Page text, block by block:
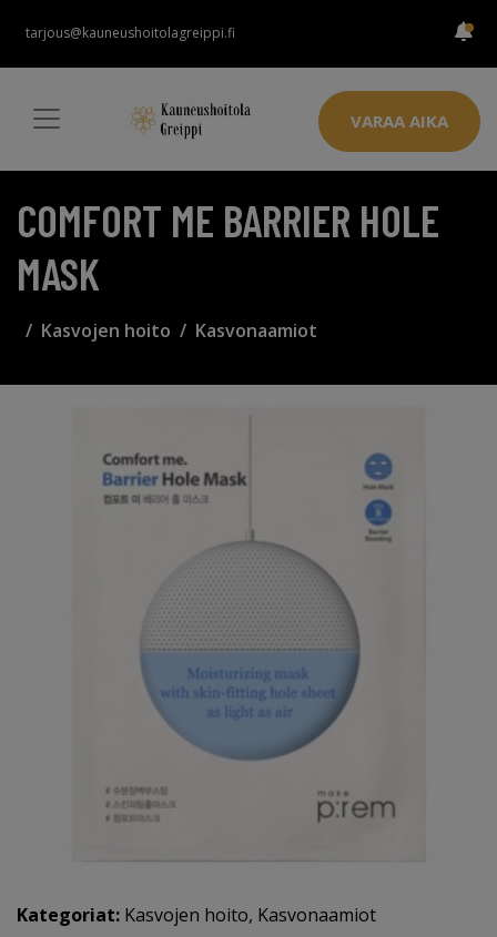
tarjous@kauneushoitolagreippi.fi
VARAA AIKA
COMFORT ME BARRIER HOLE
MASK
Kasvojen hoito Kasvonaamiot
Kategoriat: Kasvojen hoito, Kasvonaamiot